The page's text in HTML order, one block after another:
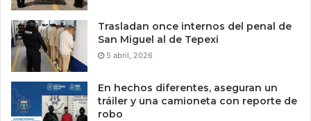
Trasladan once internos del penal de
San Miguel al de Tepexi
5 abril, 2026
En hechos diferentes, aseguran un
tráiler y una camioneta con reporte de
robo